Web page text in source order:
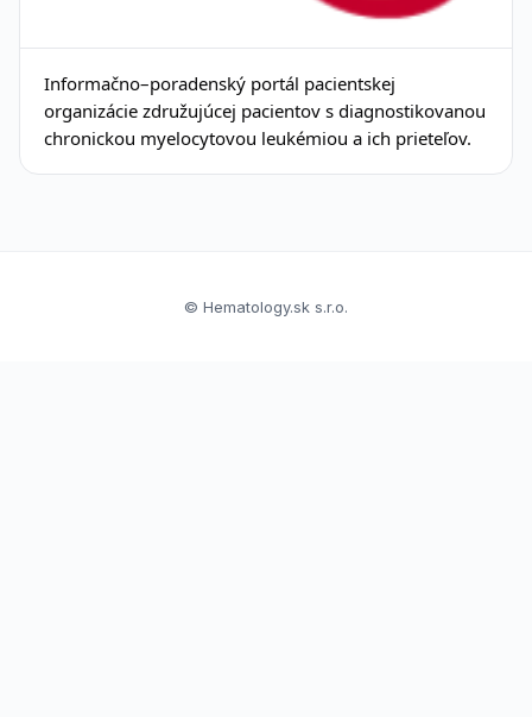
Informačno–poradenský portál pacientskej
organizácie združujúcej pacientov s diagnostikovanou
chronickou myelocytovou leukémiou a ich prieteľov.
© Hematology.sk s.r.o.